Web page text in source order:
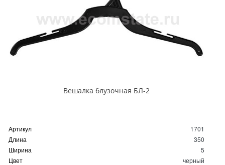
Вешалка блузочная БЛ-2
Артикул
1701
Длина
350
Ширина
5
Цвет
черный